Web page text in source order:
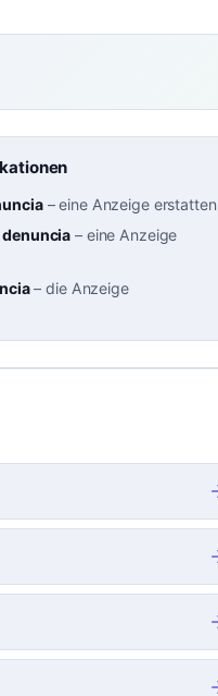
–eine Anzeige erstatten
– eine Anzeige
–die Anzeige